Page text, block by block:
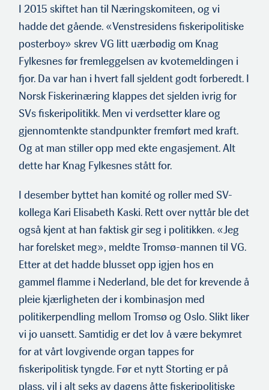
I 2015 skiftet han til Næringskomiteen, og vi
hadde det gående. «Venstresidens fiskeripolitiske
posterboy» skrev VG litt uærbødig om Knag
Fylkesnes før fremleggelsen av kvotemeldingen i
fjor. Da var han i hvert fall sjeldent godt forberedt. I
Norsk Fiskerinæring klappes det sjelden ivrig for
SVs fiskeripolitikk. Men vi verdsetter klare og
gjennomtenkte standpunkter fremført med kraft.
Og at man stiller opp med ekte engasjement. Alt
dette har Knag Fylkesnes stått for.
I desember byttet han komité og roller med SV-
kollega Kari Elisabeth Kaski. Rett over nyttår ble det
også kjent at han faktisk gir seg i politikken. «Jeg
har forelsket meg», meldte Tromsø-mannen til VG.
Etter at det hadde blusset opp igjen hos en
gammel flamme i Nederland, ble det for krevende å
pleie kjærligheten der i kombinasjon med
politikerpendling mellom Tromsø og Oslo. Slikt liker
vi jo uansett. Samtidig er det lov å være bekymret
for at vårt lovgivende organ tappes for
fiskeripolitisk tyngde. Før et nytt Storting er på
plass, vil i alt seks av dagens åtte fiskeripolitiske